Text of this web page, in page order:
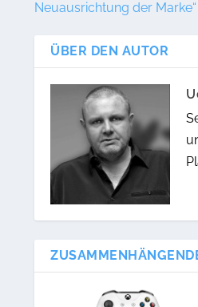
Neuausrichtung der Marke“
ÜBER DEN AUTOR